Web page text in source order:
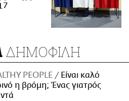
ΔΗΜΟΦΙΛΗ
PEOPLE
Είναι καλό
η βρόμη; Ένας γιατρός